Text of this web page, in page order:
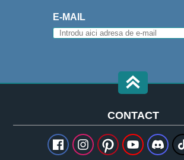
E-MAIL
CONTACT